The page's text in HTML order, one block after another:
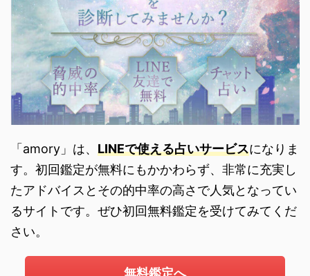
「amory」は、 LINEで使える占いサービスになりま
す。初回鑑定が無料にもかかわらず、非常に充実し
たアドバイスとその的中率の高さで人気となってい
るサイトです。ぜひ初回無料鑑定を受けてみてくだ
さい。
無料鑑定へ